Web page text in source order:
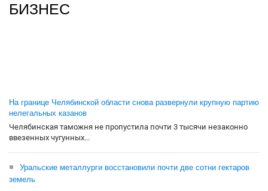
БИЗНЕС
На границе Челябинской области снова развернули крупную партию
нелегальных казанов
Челябинская таможня не пропустила почти 3 тысячи незаконно
ввезенных чугунных...
Уральские металлурги восстановили почти две сотни гектаров
земель